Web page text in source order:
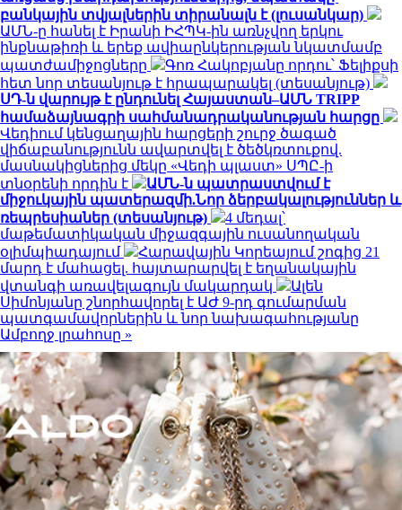
բանկային տվյալներին տիրանալն է (լուսանկար)
ԱՄՆ-ը հանել է Իրանի ԻՀՊԿ-ին առնչվող երկու
ինքնաթիռի և երեք ավիաընկերության նկատմամբ
պատժամիջոցները
Գոռ Հակոբյանը որդու՝ Ֆելիքսի
հետ նոր տեսանյութ է հրապարակել (տեսանյութ)
ՍԴ-ն վարույթ է ընդունել Հայաստան–ԱՄՆ TRIPP
համաձայնագրի սահմանադրականության հարցը
Վեդիում կենցաղային հարցերի շուրջ ծագած
վիճաբանությունն ավարտվել է ծեծկռտուքով.
մասնակիցներից մեկը «Վեդի պլաստ» ՍՊԸ-ի
տնօրենի որդին է
ԱՄՆ-ն պատրաստվում է
միջուկային պատերազմի.Նոր ձերբակալություններ և
ռեպրեսիաներ (տեսանյութ)
4 մեդալ՝
մաթեմատիկական միջազգային ուսանողական
օլիմպիադայում
Հարավային Կորեայում շոգից 21
մարդ է մահացել. հայտարարվել է եղանակային
վտանգի առավելագույն մակարդակ
Ալեն
Սիմոնյանը շնորհավորել է ԱԺ 9-րդ գումարման
պատգամավորներին և նոր նախագահությանը
Ամբողջ լրահոսը »